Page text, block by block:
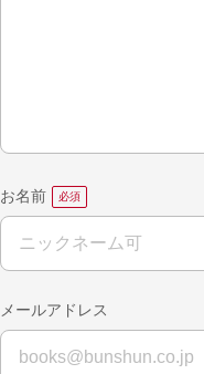
お名前
メールアドレス